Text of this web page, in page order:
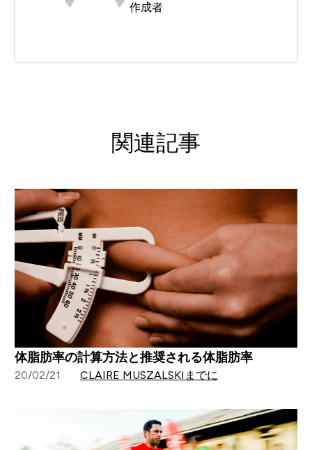
作成者
関連記事
体脂肪率の計算方法と推奨される体脂肪率
20/02/21 CLAIRE MUSZALSKIまでに